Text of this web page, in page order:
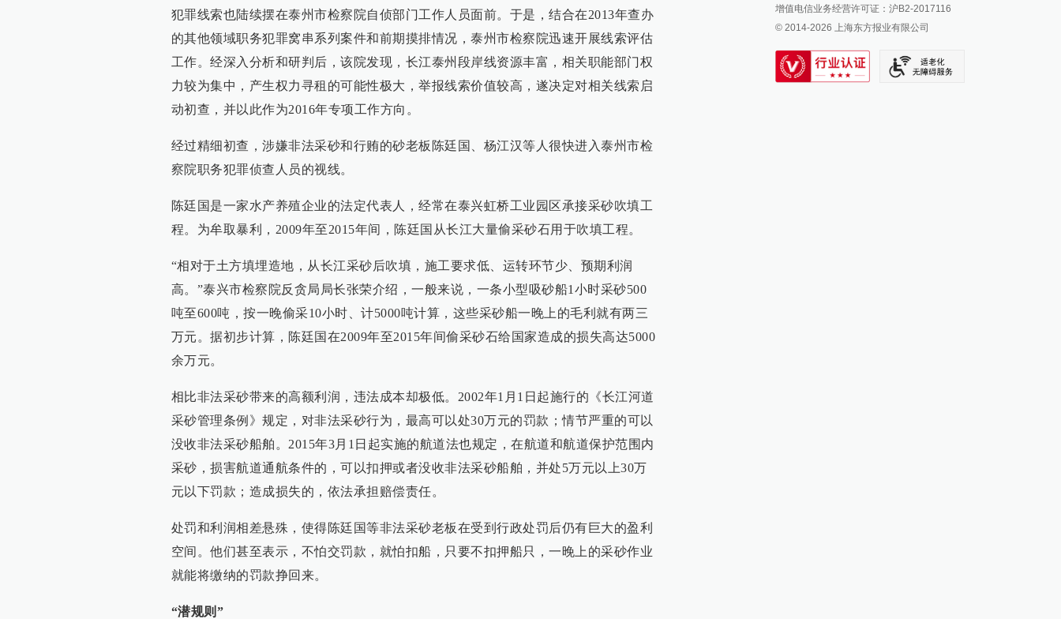
犯罪线索也陆续摆在泰州市检察院自侦部门工作人员面前。于是，结合在2013年查办
的其他领域职务犯罪窝串系列案件和前期摸排情况，泰州市检察院迅速开展线索评估
工作。经深入分析和研判后，该院发现，长江泰州段岸线资源丰富，相关职能部门权
力较为集中，产生权力寻租的可能性极大，举报线索价值较高，遂决定对相关线索启
动初查，并以此作为2016年专项工作方向。
经过精细初查，涉嫌非法采砂和行贿的砂老板陈廷国、杨江汉等人很快进入泰州市检
察院职务犯罪侦查人员的视线。
陈廷国是一家水产养殖企业的法定代表人，经常在泰兴虹桥工业园区承接采砂吹填工
程。为牟取暴利，2009年至2015年间，陈廷国从长江大量偷采砂石用于吹填工程。
“相对于土方填埋造地，从长江采砂后吹填，施工要求低、运转环节少、预期利润
高。”泰兴市检察院反贪局局长张荣介绍，一般来说，一条小型吸砂船1小时采砂500
吨至600吨，按一晚偷采10小时、计5000吨计算，这些采砂船一晚上的毛利就有两三
万元。据初步计算，陈廷国在2009年至2015年间偷采砂石给国家造成的损失高达5000
余万元。
相比非法采砂带来的高额利润，违法成本却极低。2002年1月1日起施行的《长江河道
采砂管理条例》规定，对非法采砂行为，最高可以处30万元的罚款；情节严重的可以
没收非法采砂船舶。2015年3月1日起实施的航道法也规定，在航道和航道保护范围内
采砂，损害航道通航条件的，可以扣押或者没收非法采砂船舶，并处5万元以上30万
元以下罚款；造成损失的，依法承担赔偿责任。
处罚和利润相差悬殊，使得陈廷国等非法采砂老板在受到行政处罚后仍有巨大的盈利
空间。他们甚至表示，不怕交罚款，就怕扣船，只要不扣押船只，一晚上的采砂作业
就能将缴纳的罚款挣回来。
“潜规则”
派生万物开放平台
IP SHANGHAI
SIXTH TONE
增值电信业务经营许可证：沪B2-2017116
© 2014-2026 上海东方报业有限公司